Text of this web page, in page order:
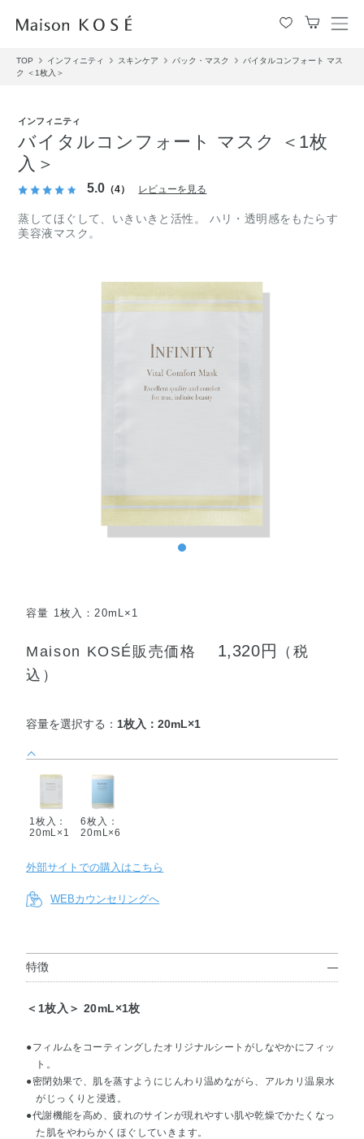
メ
ュ
TOP インフィニティ スキンケア パック・マスク
バイタルコンフォート マス
ク ＜1枚入＞
インフィニティ
バイタルコンフォート マスク ＜1枚
入＞
5.0 （4） レビューを見る
蒸してほぐして、いきいきと活性。 ハリ・透明感をもたらす
美容液マスク。
容量 1枚入：20mL×1
Maison KOSÉ販売価格 1,320円
（税
込）
容量を選択する： 1枚入：20mL×1
1枚入：
20mL×1
6枚入：
20mL×6
外部サイトでの購入はこちら
WEBカウンセリングへ
特徴
＜1枚入＞ 20mL×1枚
●フィルムをコーティングしたオリジナルシートがしなやかにフィッ
ト。
●密閉効果で、肌を蒸すようにじんわり温めながら、アルカリ温泉水
がじっくりと浸透。
●代謝機能を高め、疲れのサインが現れやすい肌や乾燥でかたくなっ
た肌をやわらかくほぐしていきます。